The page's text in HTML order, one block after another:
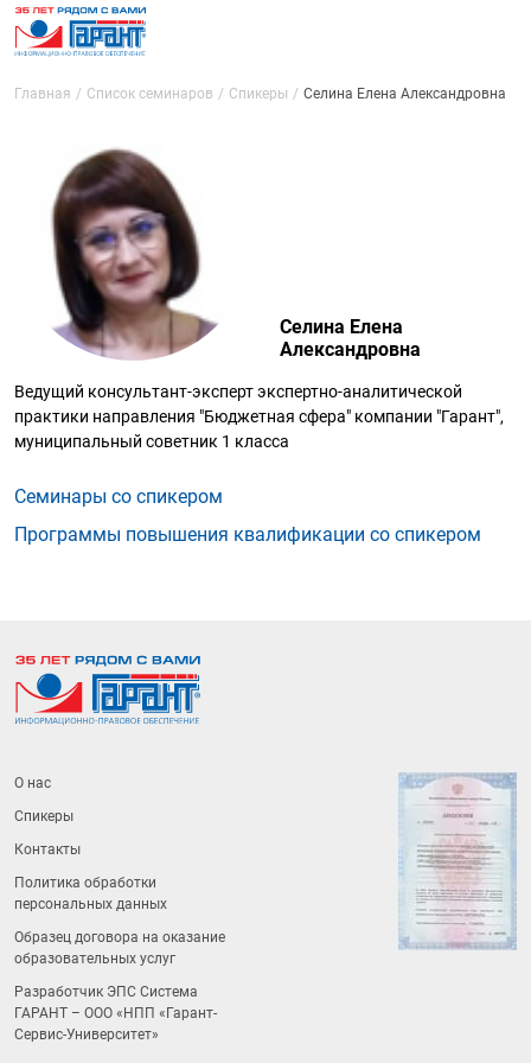
Главная Список семинаров Спикеры Селина Елена Александровна
Селина Елена
Александровна
Ведущий консультант-эксперт экспертно-аналитической
практики направления "Бюджетная сфера" компании "Гарант",
муниципальный советник 1 класса
Семинары со спикером
Программы повышения квалификации со спикером
О нас
Спикеры
Контакты
Политика обработки
персональных данных
Образец договора на оказание
образовательных услуг
Разработчик ЭПС Система
ГАРАНТ – ООО «НПП « Гарант-
Сервис-Университет»